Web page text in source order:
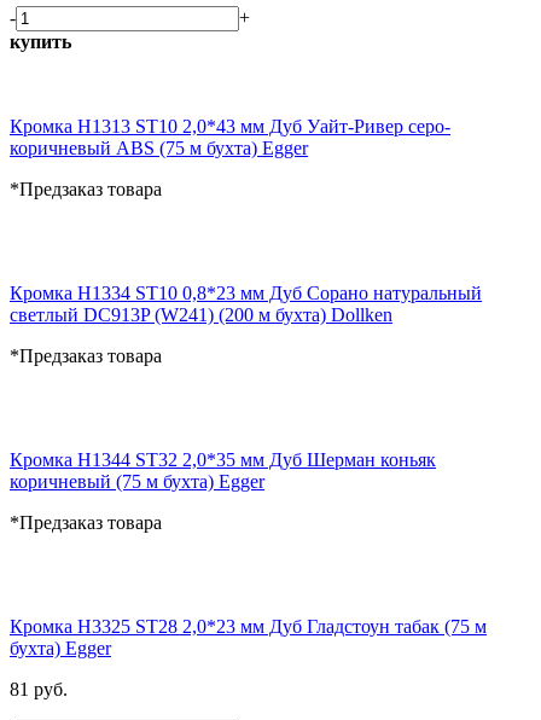
-
+
купить
Кромка H1313 ST10 2,0*43 мм Дуб Уайт-Ривер серо-
коричневый ABS (75 м бухта) Egger
*Предзаказ товара
Кромка H1334 ST10 0,8*23 мм Дуб Сорано натуральный
светлый DC913P (W241) (200 м бухта) Dollken
*Предзаказ товара
Кромка H1344 ST32 2,0*35 мм Дуб Шерман коньяк
коричневый (75 м бухта) Egger
*Предзаказ товара
Кромка H3325 ST28 2,0*23 мм Дуб Гладстоун табак (75 м
бухта) Egger
81 руб.